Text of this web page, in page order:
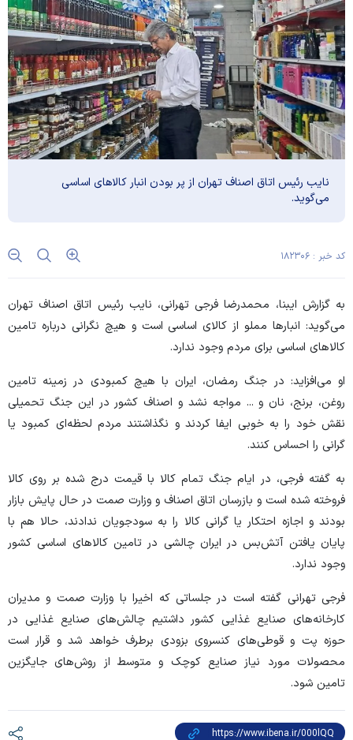
نایب رئیس اتاق اصناف تهران از پر بودن انبار کالا‌های اساسی
می‌گوید.
کد خبر : ۱۸۲۳۰۶
به گزارش ایبنا، محمدرضا فرجی تهرانی، نایب رئیس اتاق اصناف تهران
می‌گوید: انبار‌ها مملو از کالای اساسی است و هیچ نگرانی درباره تامین
کالا‌های اساسی برای مردم وجود ندارد.
او می‌افزاید: در جنگ رمضان، ایران با هیچ کمبودی در زمینه تامین
روغن، برنج، نان و ... مواجه نشد و اصناف کشور در این جنگ تحمیلی
نقش خود را به خوبی ایفا کردند و نگذاشتند مردم لحظه‌ای کمبود یا
گرانی را احساس کنند.
به گفته فرجی، در ایام جنگ تمام کالا با قیمت درج شده بر روی کالا
فروخته شده است و بازرسان اتاق اصناف و وزارت صمت در حال پایش بازار
بودند و اجازه احتکار یا گرانی کالا را به سودجویان ندادند، حالا هم با
پایان یافتن آتش‌بس در ایران چالشی در تامین کالا‌های اساسی کشور
وجود ندارد.
فرجی تهرانی گفته است در جلساتی که اخیرا با وزارت صمت و مدیران
کارخانه‌های صنایع غذایی کشور داشتیم چالش‌های صنایع غذایی در
حوزه پت و قوطی‌های کنسروی بزودی برطرف خواهد شد و قرار است
محصولات مورد نیاز صنایع کوچک و متوسط از روش‌های جایگزین
تامین شود.